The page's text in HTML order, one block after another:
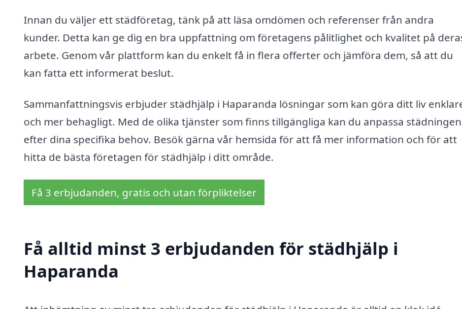
Innan du väljer ett städföretag, tänk på att läsa omdömen och referenser från andra
kunder. Detta kan ge dig en bra uppfattning om företagens pålitlighet och kvalitet på
arbete. Genom vår plattform kan du enkelt få in flera offerter och jämföra dem, så att du
kan fatta ett informerat beslut.
Sammanfattningsvis erbjuder städhjälp i Haparanda lösningar som kan göra ditt liv
och mer behagligt. Med de olika tjänster som finns tillgängliga kan du anpassa städningen
efter dina specifika behov. Besök gärna vår hemsida för att få mer information och för att
hitta de bästa företagen för städhjälp i ditt område.
Få 3 erbjudanden, gratis och utan förpliktelser
Få alltid minst 3 erbjudanden för städhjälp i
Haparanda